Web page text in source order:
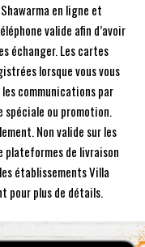
en ligne et
valide afin d’avoir
échanger. Les cartes
lorsque vous vous
communications par
spéciale ou promotion.
Non valide sur les
plateformes de livraison
établissements Villa
pour plus de détails.